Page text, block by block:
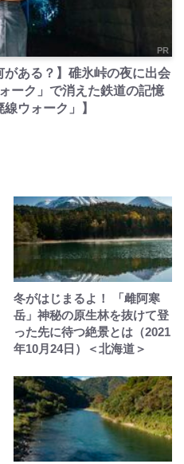
PR
がある？】碓氷峠の夜に出会
ーク」で消えた鉄道の記憶
ウォーク」】
冬がはじまるよ！ 「雌阿寒
岳」神秘の原生林を抜けて登
った先に待つ絶景とは（2021
年10月24日）＜北海道＞